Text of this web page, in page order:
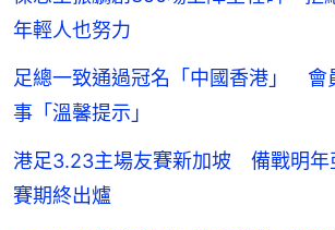
年輕人也努力
足總一致通過冠名「中國香港」 會
事「溫馨提示」
港足3.23主場友賽新加坡 備戰明
賽期終出爐